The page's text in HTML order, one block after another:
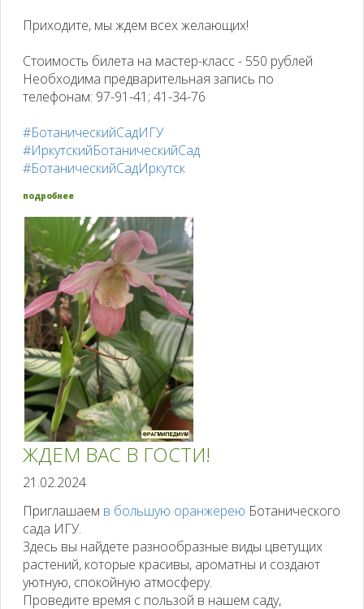
Приходите, мы ждем всех желающих!
Стоимость билета на мастер-класс - 550 рублей
Необходима предварительная запись по
телефонам: 97-91-41; 41-34-76
#БотаническийСадИГУ
#ИркутскийБотаническийСад
#БотаническийСадИркутск
подробнее
ЖДЕМ ВАС В ГОСТИ!
21.02.2024
Приглашаем в большую оранжерею Ботанического
сада ИГУ.
Здесь вы найдете разнообразные виды цветущих
растений, которые красивы, ароматны и создают
уютную, спокойную атмосферу.
Проведите время с пользой в нашем саду,